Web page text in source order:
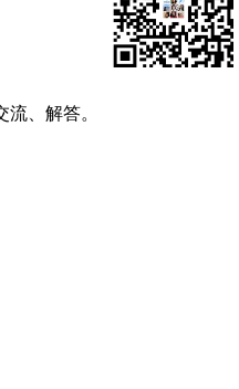
、解答。